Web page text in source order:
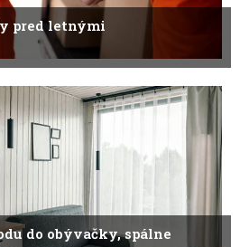
pred letnými
do obývačky, spálne